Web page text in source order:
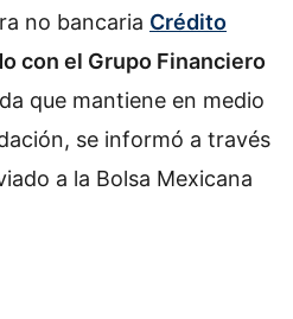
no bancaria Crédito
con el Grupo Financiero
que mantiene en medio
se informó a través
a la Bolsa Mexicana